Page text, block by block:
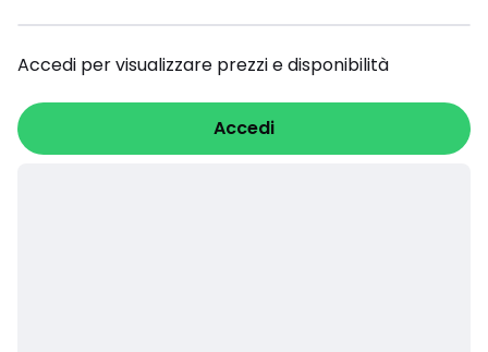
Accedi per visualizzare prezzi e disponibilità
Accedi